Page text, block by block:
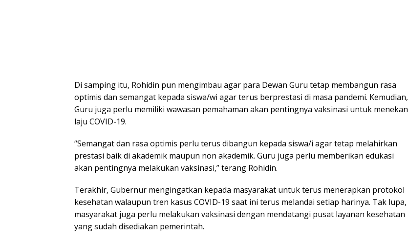
Di samping itu, Rohidin pun mengimbau agar para Dewan Guru tetap membangun rasa
optimis dan semangat kepada siswa/wi agar terus berprestasi di masa pandemi. Kemudian,
Guru juga perlu memiliki wawasan pemahaman akan pentingnya vaksinasi untuk menekan
laju COVID-19.
“Semangat dan rasa optimis perlu terus dibangun kepada siswa/i agar tetap melahirkan
prestasi baik di akademik maupun non akademik. Guru juga perlu memberikan edukasi
akan pentingnya melakukan vaksinasi,” terang Rohidin.
Terakhir, Gubernur mengingatkan kepada masyarakat untuk terus menerapkan protokol
kesehatan walaupun tren kasus COVID-19 saat ini terus melandai setiap harinya. Tak lupa,
masyarakat juga perlu melakukan vaksinasi dengan mendatangi pusat layanan kesehatan
yang sudah disediakan pemerintah.